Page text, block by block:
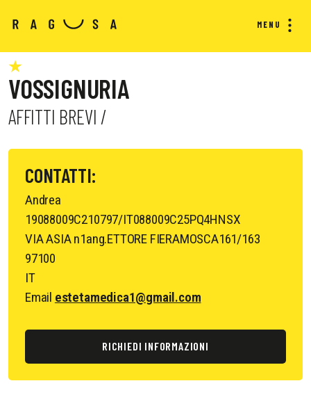
MENU
VOSSIGNURIA
AFFITTI BREVI /
CONTATTI:
Andrea
19088009C210797/IT088009C25PQ4HNSX
VIA ASIA n1ang.ETTORE FIERAMOSCA161/163
97100
IT
Email estetamedica1@gmail.com
RICHIEDI INFORMAZIONI